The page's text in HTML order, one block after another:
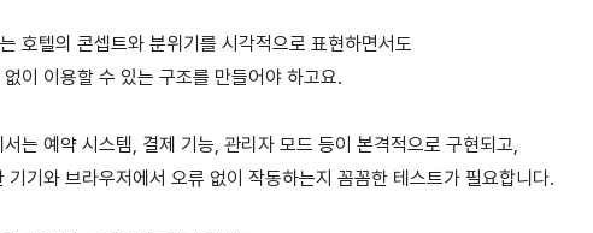
호텔의 콘셉트와 분위기를 시각적으로 표현하면서도
이 이용할 수 있는 구조를 만들어야 하고요.
는 예약 시스템, 결제 기능, 관리자 모드 등이 본격적으로 구현되고,
기기와 브라우저에서 오류 없이 작동하는지 꼼꼼한 테스트가 필요합니다.